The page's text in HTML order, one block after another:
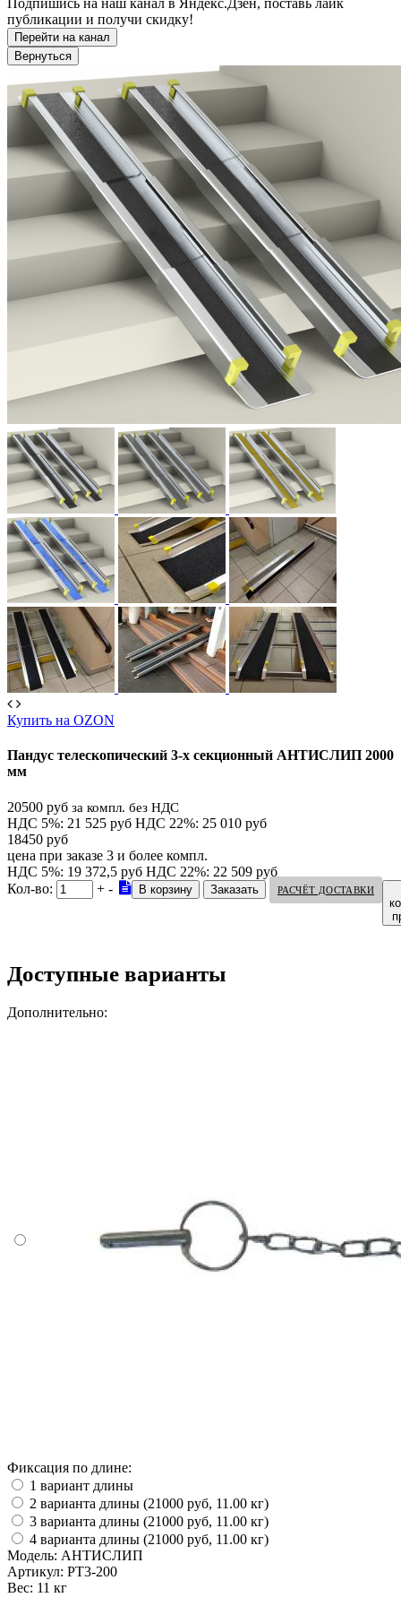
Подпишись на наш канал в Яндекс.Дзен, поставь лайк
публикации и получи скидку!
Купить на OZON
Пандус телескопический 3-х секционный АНТИСЛИП 2000
мм
20500 руб за компл. без НДС
НДС 5%: 21 525 руб НДС 22%: 25 010 руб
18450 руб
цена при заказе 3 и более компл.
НДС 5%: 19 372,5 руб НДС 22%: 22 509 руб
Кол-во:
+ - РАСЧЁТ ДОСТАВКИ
Доступные варианты
Дополнительно:
Фиксация по длине:
1 вариант длины
2 варианта длины (21000 руб, 11.00 кг)
3 варианта длины (21000 руб, 11.00 кг)
4 варианта длины (21000 руб, 11.00 кг)
Модель: АНТИСЛИП
Артикул: PT3-200
Вес: 11 кг